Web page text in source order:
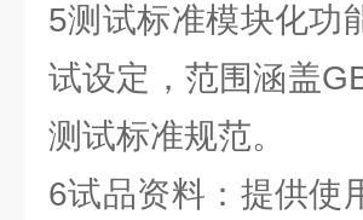
5测试标准模块化功
试设定，范围涵盖
测试标准规范。
6试品资料：提供使